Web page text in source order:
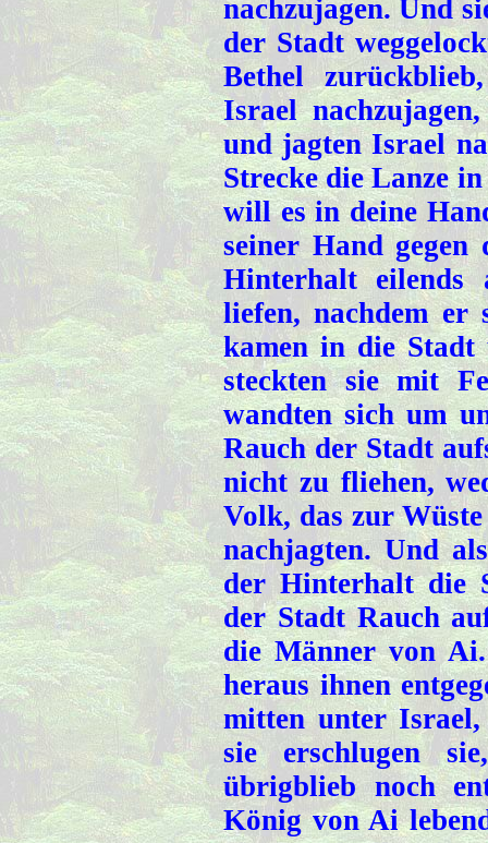
nachzujagen. Und
der Stadt
Bethel
Israel
und jagten Israel
Strecke die Lanze
will es in deine
seiner Hand
Hinterhalt eilends
liefen, nachdem er
kamen in die Stadt
steckten sie mit
wandten sich um
Rauch der Stadt
nicht zu fliehen,
Volk, das zur
nachjagten. Und
der Hinterhalt die
der Stadt Rauch
die Männer von
heraus ihnen
mitten unter
sie erschlugen
übrigblieb noch
König von Ai